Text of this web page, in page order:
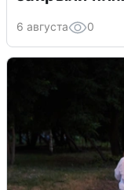
6 августа 0